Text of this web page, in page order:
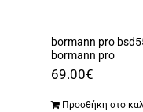
bormann pro
bormann pro
69.00€
Προσθήκη στο